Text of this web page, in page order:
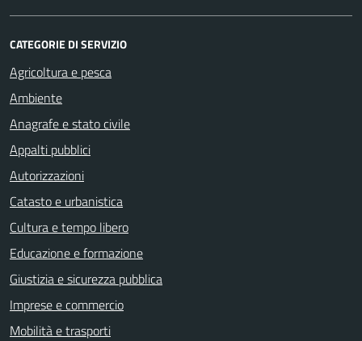
CATEGORIE DI SERVIZIO
Agricoltura e pesca
Ambiente
Anagrafe e stato civile
Appalti pubblici
Autorizzazioni
Catasto e urbanistica
Cultura e tempo libero
Educazione e formazione
Giustizia e sicurezza pubblica
Imprese e commercio
Mobilità e trasporti